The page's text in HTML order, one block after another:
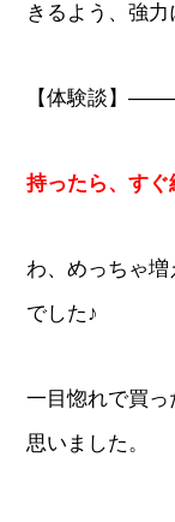
きるよう、強力
【体験談】
持ったら、すぐ
わ、めっちゃ
でした♪
一目惚れで買っ
思いました。